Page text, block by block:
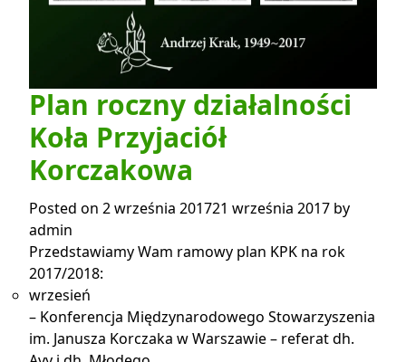
Plan roczny działalności
Koła Przyjaciół
Korczakowa
Posted on 2 września 201721 września 2017 by
admin
Przedstawiamy Wam ramowy plan KPK na rok
2017/2018:
wrzesień
– Konferencja Międzynarodowego Stowarzyszenia
im. Janusza Korczaka w Warszawie – referat dh.